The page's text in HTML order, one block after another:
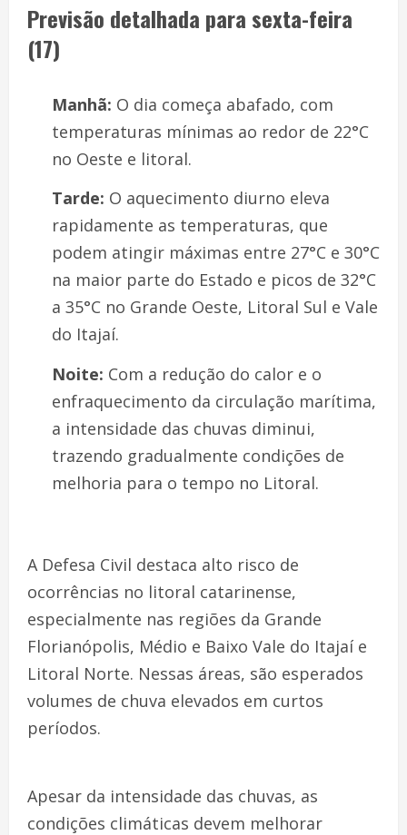
Previsão detalhada para sexta-feira
(17)
Manhã: O dia começa abafado, com
temperaturas mínimas ao redor de 22°C
no Oeste e litoral.
Tarde: O aquecimento diurno eleva
rapidamente as temperaturas, que
podem atingir máximas entre 27°C e 30°C
na maior parte do Estado e picos de 32°C
a 35°C no Grande Oeste, Litoral Sul e Vale
do Itajaí.
Noite: Com a redução do calor e o
enfraquecimento da circulação marítima,
a intensidade das chuvas diminui,
trazendo gradualmente condições de
melhoria para o tempo no Litoral.
A Defesa Civil destaca alto risco de
ocorrências no litoral catarinense,
especialmente nas regiões da Grande
Florianópolis, Médio e Baixo Vale do Itajaí e
Litoral Norte. Nessas áreas, são esperados
volumes de chuva elevados em curtos
períodos.
Apesar da intensidade das chuvas, as
condições climáticas devem melhorar